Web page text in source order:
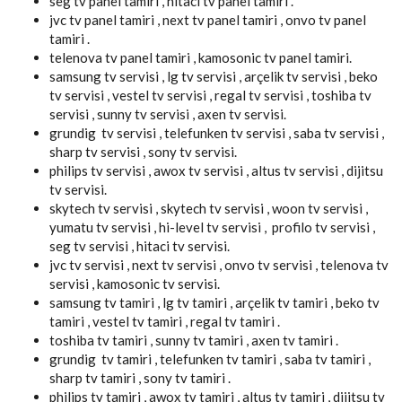
jvc tv panel tamiri , next tv panel tamiri , onvo tv panel
tamiri .
telenova tv panel tamiri , kamosonic tv panel tamiri.
samsung tv servisi , lg tv servisi , arçelik tv servisi , beko
tv servisi , vestel tv servisi , regal tv servisi , toshiba tv
servisi , sunny tv servisi , axen tv servisi.
grundig tv servisi , telefunken tv servisi , saba tv servisi ,
sharp tv servisi , sony tv servisi.
philips tv servisi , awox tv servisi , altus tv servisi , dijitsu
tv servisi.
skytech tv servisi , skytech tv servisi , woon tv servisi ,
yumatu tv servisi , hi-level tv servisi , profilo tv servisi ,
seg tv servisi , hitaci tv servisi.
jvc tv servisi , next tv servisi , onvo tv servisi , telenova tv
servisi , kamosonic tv servisi.
samsung tv tamiri , lg tv tamiri , arçelik tv tamiri , beko tv
tamiri , vestel tv tamiri , regal tv tamiri .
toshiba tv tamiri , sunny tv tamiri , axen tv tamiri .
grundig tv tamiri , telefunken tv tamiri , saba tv tamiri ,
sharp tv tamiri , sony tv tamiri .
philips tv tamiri , awox tv tamiri , altus tv tamiri , dijitsu tv